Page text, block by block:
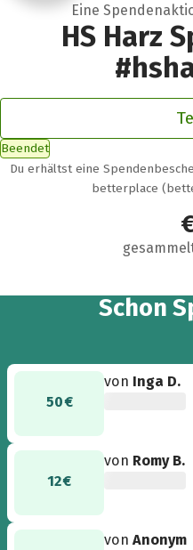
Eine
HS Harz
Beendet
Du erhältst eine
betterplace
Schon
50 €
von Inga D.
12 €
von Romy B.
vonAnonym